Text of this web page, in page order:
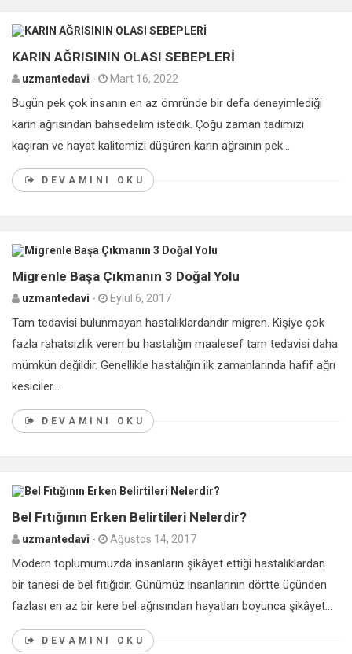
KARIN AĞRISININ OLASI SEBEPLERİ
uzmantedavi - Mart 16, 2022
Bugün pek çok insanın en az ömründe bir defa deneyimlediği
karın ağrısından bahsedelim istedik. Çoğu zaman tadımızı
kaçıran ve hayat kalitemizi düşüren karın ağrsının pek...
DEVAMINI OKU
Migrenle Başa Çıkmanın 3 Doğal Yolu
uzmantedavi - Eylül 6, 2017
Tam tedavisi bulunmayan hastalıklardandır migren. Kişiye çok
fazla rahatsızlık veren bu hastalığın maalesef tam tedavisi daha
mümkün değildir. Genellikle hastalığın ilk zamanlarında hafif ağrı
kesiciler...
DEVAMINI OKU
Bel Fıtığının Erken Belirtileri Nelerdir?
uzmantedavi - Ağustos 14, 2017
Modern toplumumuzda insanların şikâyet ettiği hastalıklardan
bir tanesi de bel fıtığıdır. Günümüz insanlarının dörtte üçünden
fazlası en az bir kere bel ağrısından hayatları boyunca şikâyet...
DEVAMINI OKU